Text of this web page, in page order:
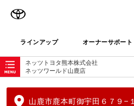
ラインアップ オーナーサポート
ネッツトヨタ熊本株式会社
ネッツワールド山鹿店
ローカルナビゲーション
山鹿市鹿本町御宇田６７９−１